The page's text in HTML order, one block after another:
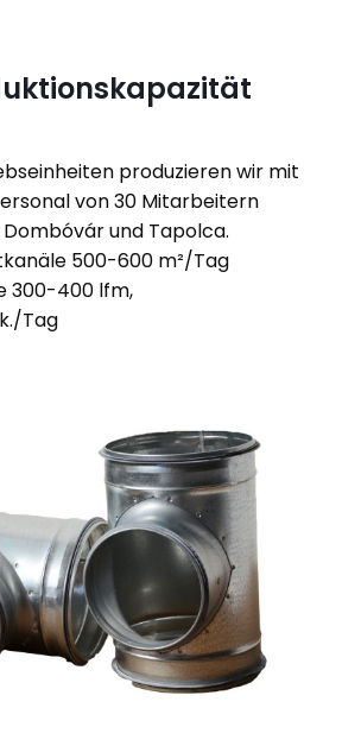
produzieren wir mit
von 30 Mitarbeitern
und Tapolca.
500-600 m²/Tag
300-400 lfm,
Tag